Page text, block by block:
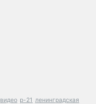
видео р-21 ленинградская